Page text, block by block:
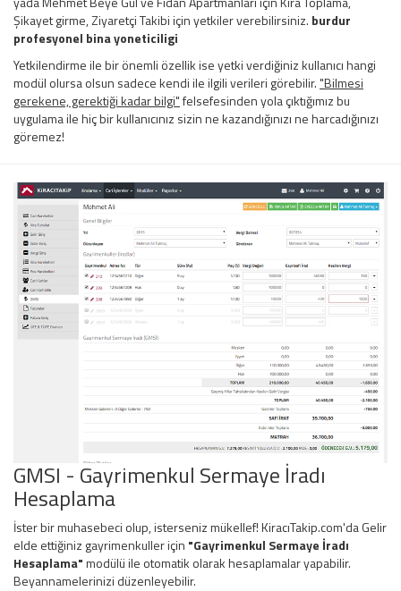
Şikayet girme, Ziyaretçi Takibi için yetkiler verebilirsiniz. burdur
profesyonel bina yoneticiligi
Yetkilendirme ile bir önemli özellik ise yetki verdiğiniz kullanıcı hangi
modül olursa olsun sadece kendi ile ilgili verileri görebilir."Bilmesi
gerekene, gerektiği kadar bilgi"felsefesinden yola çıktığımız bu
uygulama ile hiç bir kullanıcınız sizin ne kazandığınızı ne harcadığınızı
göremez!
GMSI - Gayrimenkul Sermaye İradı
Hesaplama
İster bir muhasebeci olup, isterseniz mükellef! KiracıTakip.com'da Gelir
elde ettiğiniz gayrimenkuller için "Gayrimenkul Sermaye İradı
Hesaplama"modülü ile otomatik olarak hesaplamalar yapabilir.
Beyannamelerinizi düzenleyebilir.